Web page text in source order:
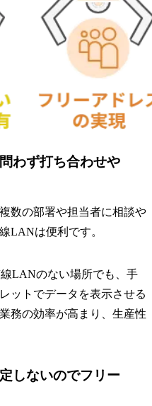
わず打ち合わせや
数の部署や担当者に相談や
LANは便利です。
LANのない場所でも、手
ットでデータを表示させる
務の効率が高まり、生産性
しないのでフリー